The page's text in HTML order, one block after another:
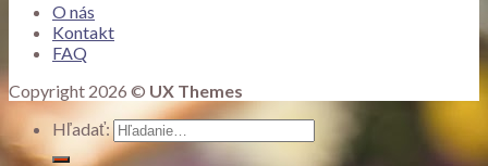
O nás
Kontakt
FAQ
Copyright 2026 © UX Themes
Hľadať: